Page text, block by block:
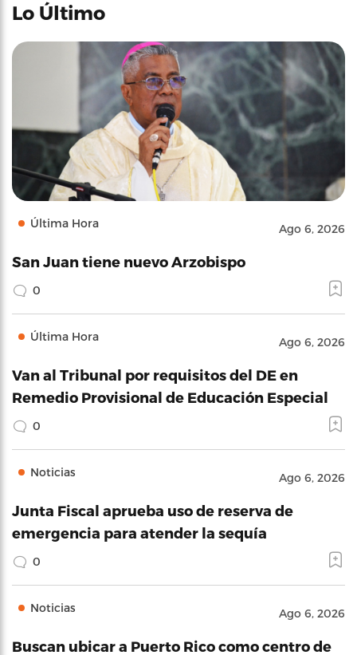
Lo Último
Última Hora Ago 6, 2026
San Juan tiene nuevo Arzobispo
0
Última Hora Ago 6, 2026
Van al Tribunal por requisitos del DE en
Remedio Provisional de Educación Especial
0
Noticias Ago 6, 2026
Junta Fiscal aprueba uso de reserva de
emergencia para atender la sequía
0
Noticias Ago 6, 2026
Buscan ubicar a Puerto Rico como centro de